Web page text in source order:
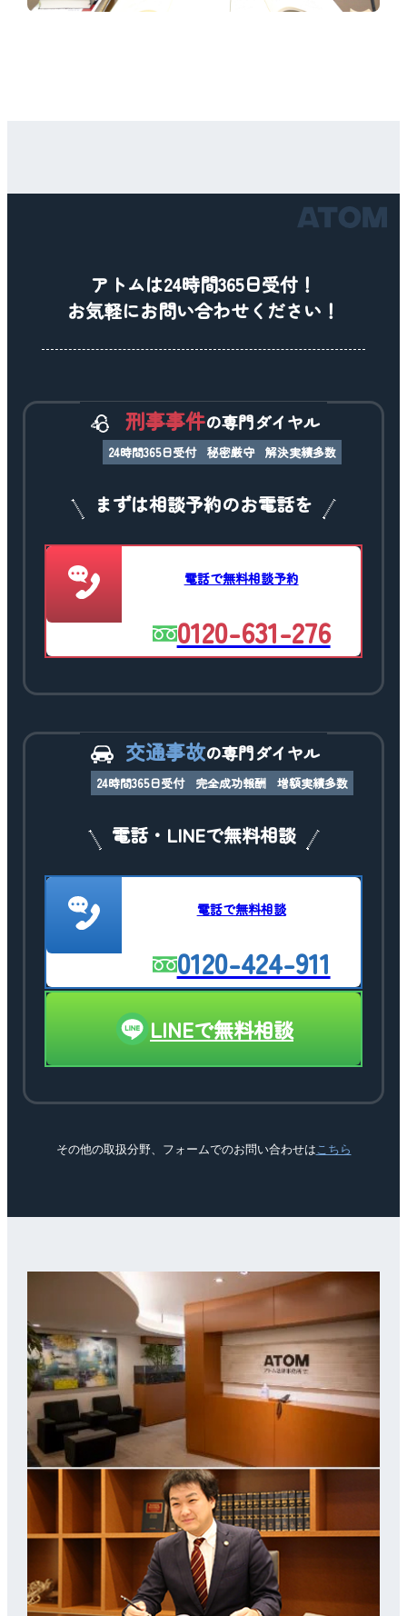
アトムは24時間365日受付！
お気軽にお問い合わせください！
刑事事件の専門ダイヤル
24時間365日受付 秘密厳守 解決実績多数
まずは相談予約のお電話を
電話で無料相談予約
0120-631-276
交通事故の専門ダイヤル
24時間365日受付 完全成功報酬 増額実績多数
電話・LINEで無料相談
電話で無料相談
0120-424-911
LINEで無料相談
その他の取扱分野、フォームでのお問い合わせはこちら